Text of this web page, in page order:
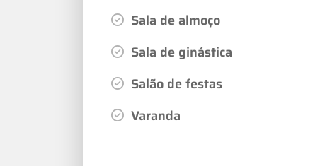
Sala de almoço
Sala de ginástica
Salão de festas
Varanda